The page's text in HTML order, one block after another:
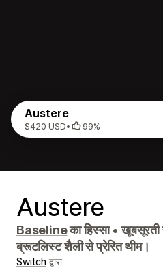
Austere
$420 USD• 99%
Austere
Baselineका हिस्सा• खूबसूरती
ब्रूटलिस्ट शैली से प्रेरित थीम।
Switch द्वारा